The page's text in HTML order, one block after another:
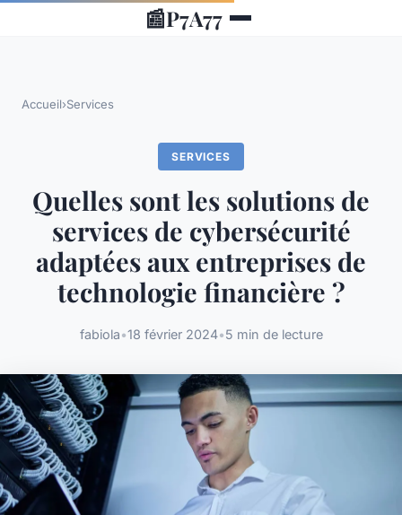
📰P7A77
Accueil›Services
SERVICES
Quelles sont les solutions de
services de cybersécurité
adaptées aux entreprises de
technologie financière ?
fabiola•18 février 2024•5 min de lecture